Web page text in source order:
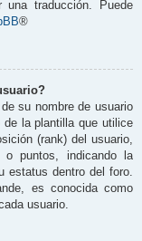
traducción. Puede
®
su nombre de usuario
de la plantilla que utilice
(rank) del usuario,
o puntos, indicando la
estatus dentro del foro.
es conocida como
usuario.